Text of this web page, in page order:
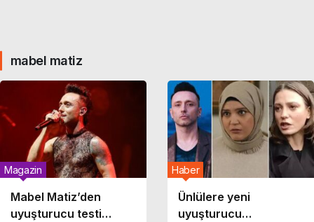
mabel matiz
Mabel Matiz’den
uyuşturucu testi
Magazin
Ünlülere yeni
uyuşturucu
Haber